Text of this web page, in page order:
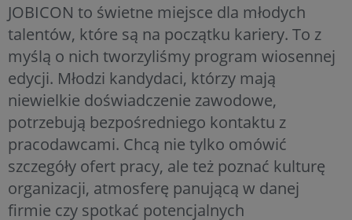
JOBICON to świetne miejsce dla młodych
talentów, które są na początku kariery. To z
myślą o nich tworzyliśmy program wiosennej
edycji. Młodzi kandydaci, którzy mają
niewielkie doświadczenie zawodowe,
potrzebują bezpośredniego kontaktu z
pracodawcami. Chcą nie tylko omówić
szczegóły ofert pracy, ale też poznać kulturę
organizacji, atmosferę panującą w danej
firmie czy spotkać potencjalnych